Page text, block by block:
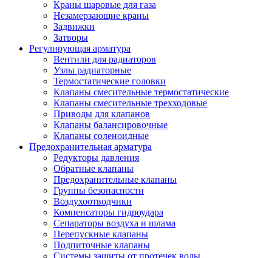
Краны шаровые для газа
Незамерзающие краны
Задвижки
Затворы
Регулирующая арматура
Вентили для радиаторов
Узлы радиаторные
Термостатические головки
Клапаны смесительные термостатические
Клапаны смесительные трехходовые
Приводы для клапанов
Клапаны балансировочные
Клапаны соленоидные
Предохранительная арматура
Редукторы давления
Обратные клапаны
Предохранительные клапаны
Группы безопасности
Воздухоотводчики
Компенсаторы гидроудара
Сепараторы воздуха и шлама
Перепускные клапаны
Подпиточные клапаны
Системы защиты от протечек воды